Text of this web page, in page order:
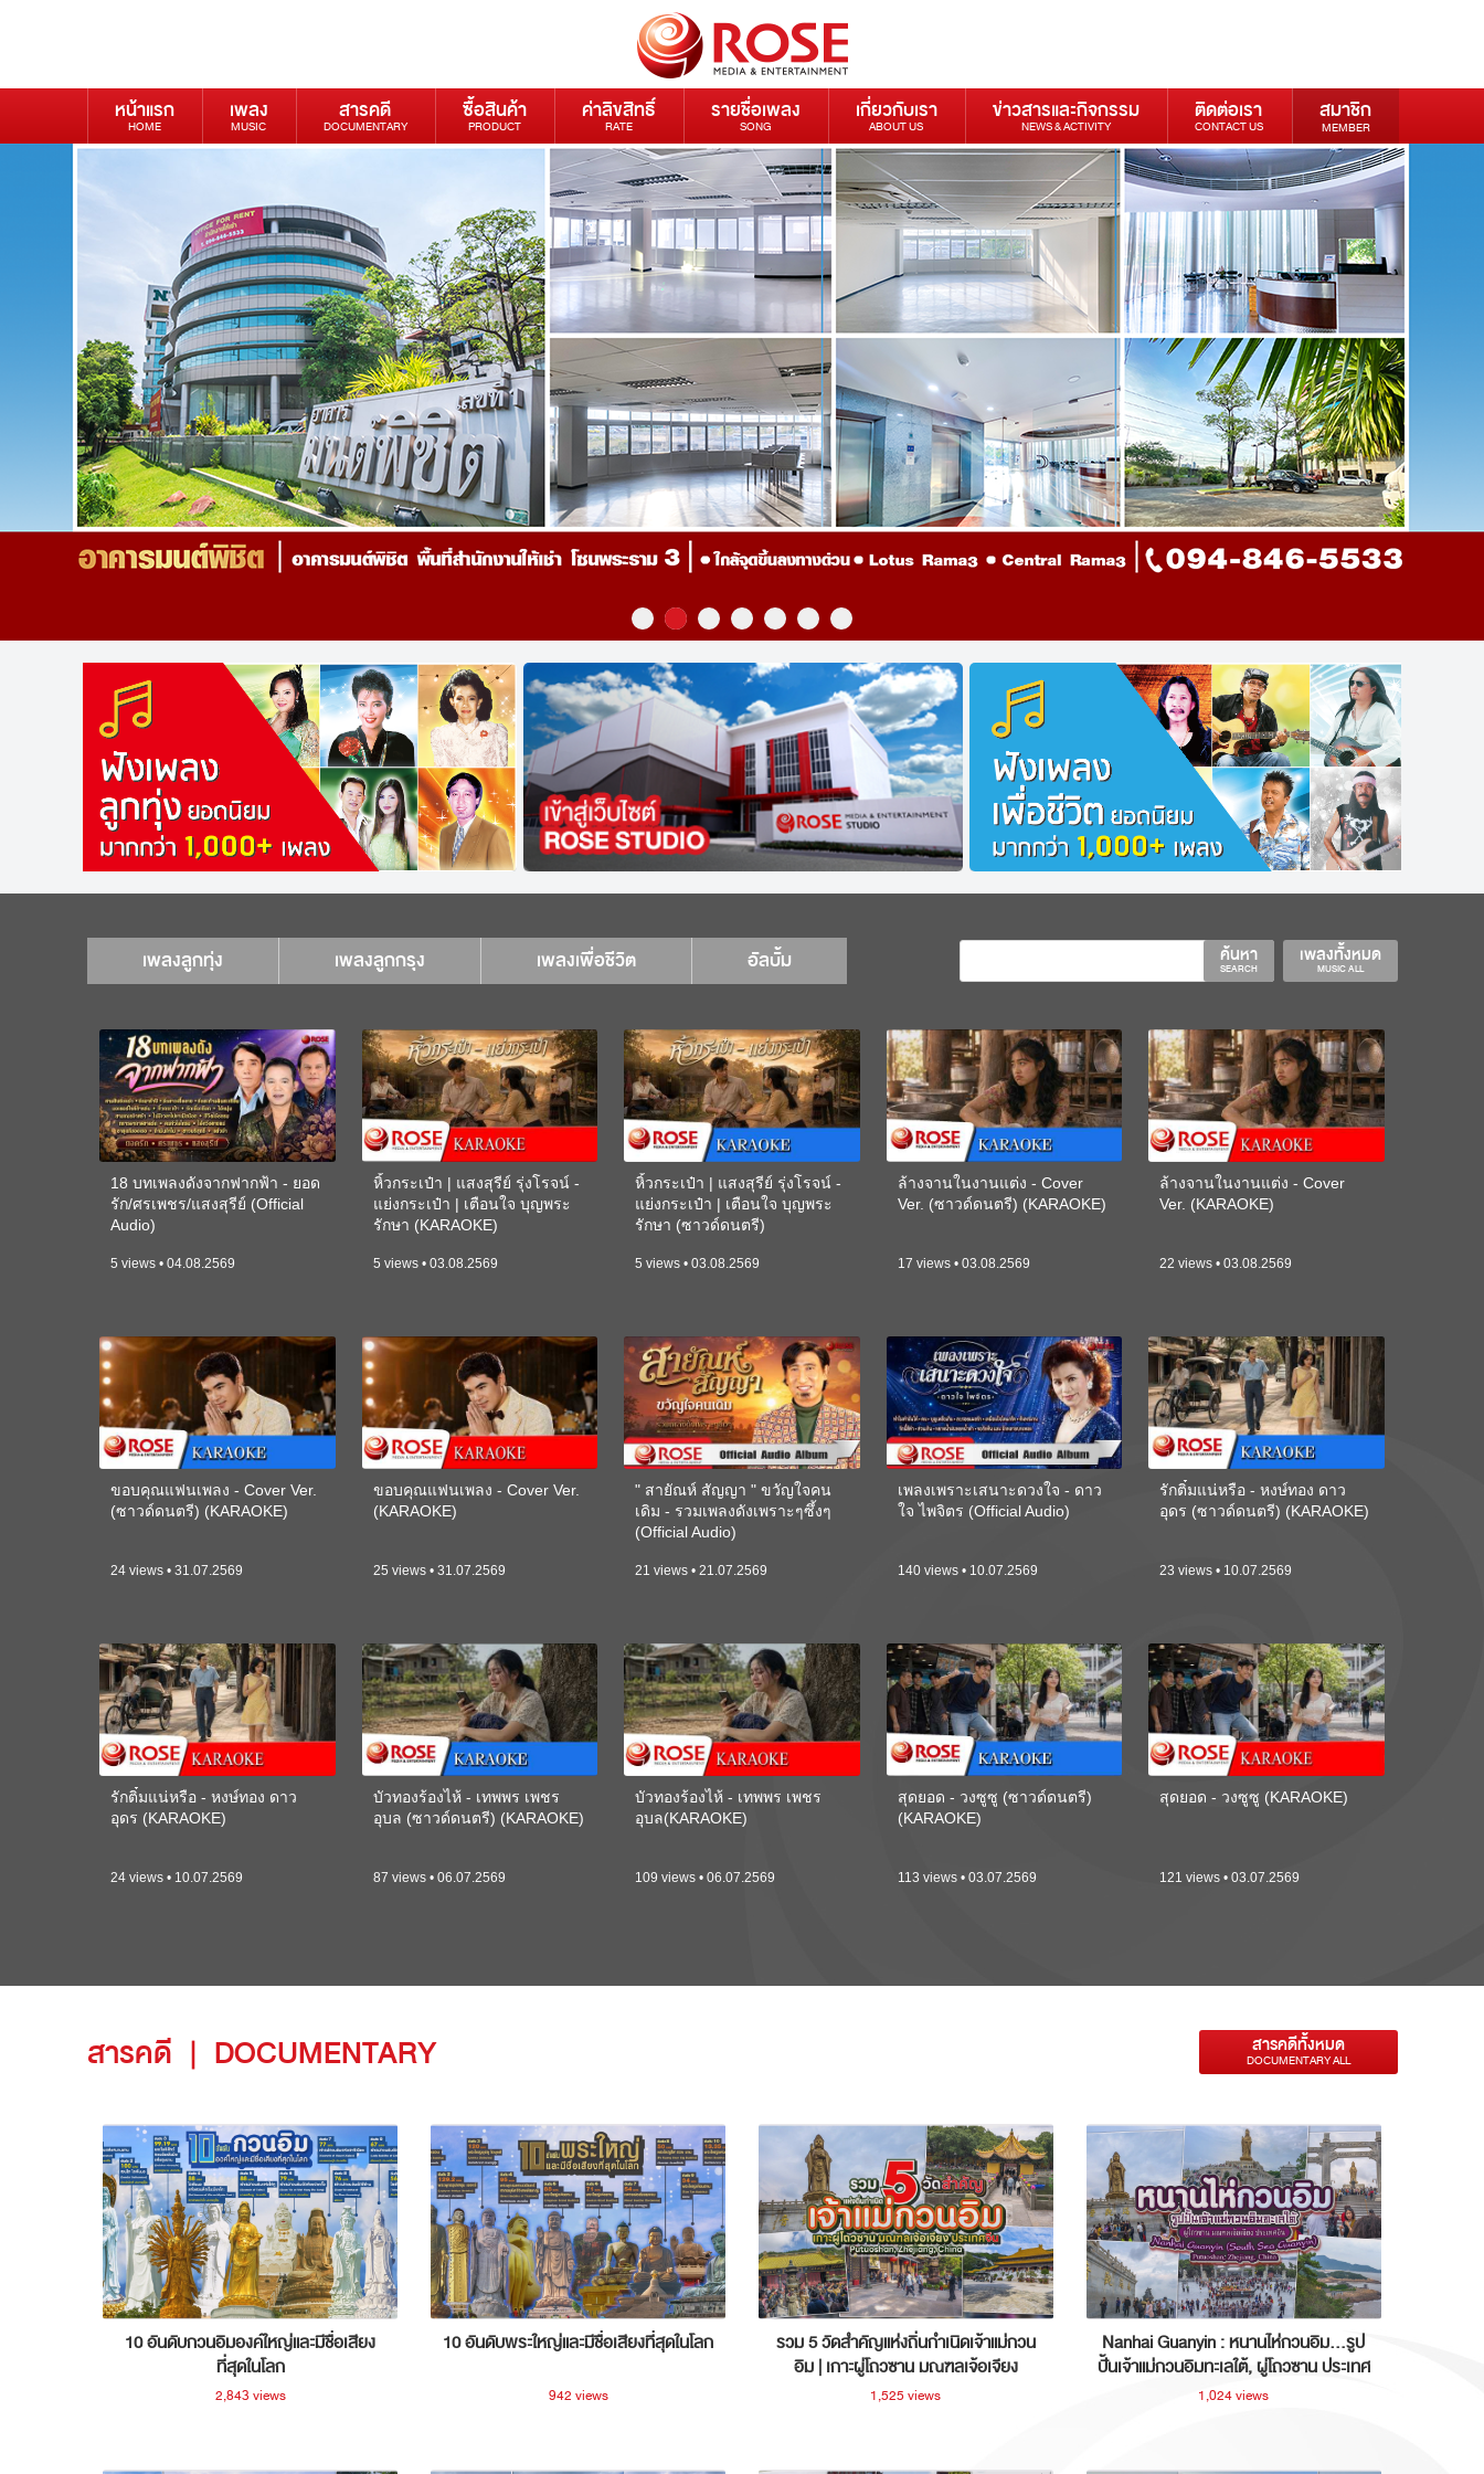
หน้าแรก
HOME
เพลง
MUSIC
สารคดี
DOCUMENTARY
ซื้อสินค้า
PRODUCT
ค่าลิขสิทธิ์
RATE
รายชื่อเพลง
SONG
เกี่ยวกับเรา
ABOUT US
ข่าวสารและกิจกรรม
NEWS & ACTIVITY
ติดต่อเรา
CONTACT US
สมาชิก
MEMBER
เพลงลูกทุ่ง เพลงลูกกรุง เพลงเพื่อชีวิต อัลบั้ม เพลงทั้งหมด
MUSIC ALL
ค้นหา
SEARCH
18 บทเพลงดังจากฟากฟ้า - ยอด
รัก/ศรเพชร/แสงสุรีย์ (Official
Audio)
5 views • 04.08.2569
หิ้วกระเป๋า | แสงสุรีย์ รุ่งโรจน์ -
แย่งกระเป๋า | เตือนใจ บุญพระ
รักษา (KARAOKE)
5 views • 03.08.2569
หิ้วกระเป๋า | แสงสุรีย์ รุ่งโรจน์ -
แย่งกระเป๋า | เตือนใจ บุญพระ
รักษา (ซาวด์ดนตรี)
5 views • 03.08.2569
ล้างจานในงานแต่ง - Cover
Ver. (ซาวด์ดนตรี) (KARAOKE)
17 views • 03.08.2569
ล้างจานในงานแต่ง - Cover
Ver. (KARAOKE)
22 views • 03.08.2569
ขอบคุณแฟนเพลง - Cover Ver.
(ซาวด์ดนตรี) (KARAOKE)
24 views • 31.07.2569
ขอบคุณแฟนเพลง - Cover Ver.
(KARAOKE)
25 views • 31.07.2569
" สายัณห์ สัญญา " ขวัญใจคน
เดิม - รวมเพลงดังเพราะๆซึ้งๆ
(Official Audio)
21 views • 21.07.2569
เพลงเพราะเสนาะดวงใจ - ดาว
ใจ ไพจิตร (Official Audio)
140 views • 10.07.2569
รักติ๋มแน่หรือ - หงษ์ทอง ดาว
อุดร (ซาวด์ดนตรี) (KARAOKE)
23 views • 10.07.2569
รักติ๋มแน่หรือ - หงษ์ทอง ดาว
อุดร (KARAOKE)
24 views • 10.07.2569
บัวทองร้องไห้ - เทพพร เพชร
อุบล (ซาวด์ดนตรี) (KARAOKE)
87 views • 06.07.2569
บัวทองร้องไห้ - เทพพร เพชร
อุบล(KARAOKE)
109 views • 06.07.2569
สุดยอด - วงซูซู (ซาวด์ดนตรี)
(KARAOKE)
113 views • 03.07.2569
สุดยอด - วงซูซู (KARAOKE)
121 views • 03.07.2569
สารคดี | DOCUMENTARY สารคดีทั้งหมด
DOCUMENTARY ALL
10 อันดับกวนอิมองค์ใหญ่และมีชื่อเสียง
ที่สุดในโลก
2,843 views
10 อันดับพระใหญ่และมีชื่อเสียงที่สุดในโลก
942 views
รวม 5 วัดสำคัญแห่งถิ่นกำเนิดเจ้าแม่กวน
อิม | เกาะผู่โถวซาน มณฑลเจ้อเจียง
ประเทศจีน
1,525 views
Nanhai Guanyin : หนานไห่กวนอิม...รูป
ปั้นเจ้าแม่กวนอิมทะเลใต้, ผู่โถวซาน ประเทศ
จีน
1,024 views